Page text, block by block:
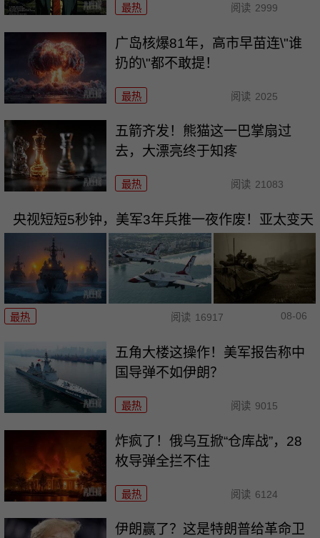
最热 阅读 2999
广岛核爆81年，高市早苗连\"谁
扔的\"都不敢提！
最热 阅读 2025
五箭齐发！熊猫这一巴掌扇过
去，大漂亮终于知疼
最热 阅读 21083
央视短短5秒钟，美军3年兵推一夜作废！亚太变天
最热 阅读 16917 08-06
五角大楼这操作！美军报告称中
国导弹不如伊朗？
最热 阅读 9015
炸疯了！俄乌互掀“仓库战”，28
枚导弹全拦不住
最热 阅读 6124
伊朗赢了？这是特朗普给革命卫